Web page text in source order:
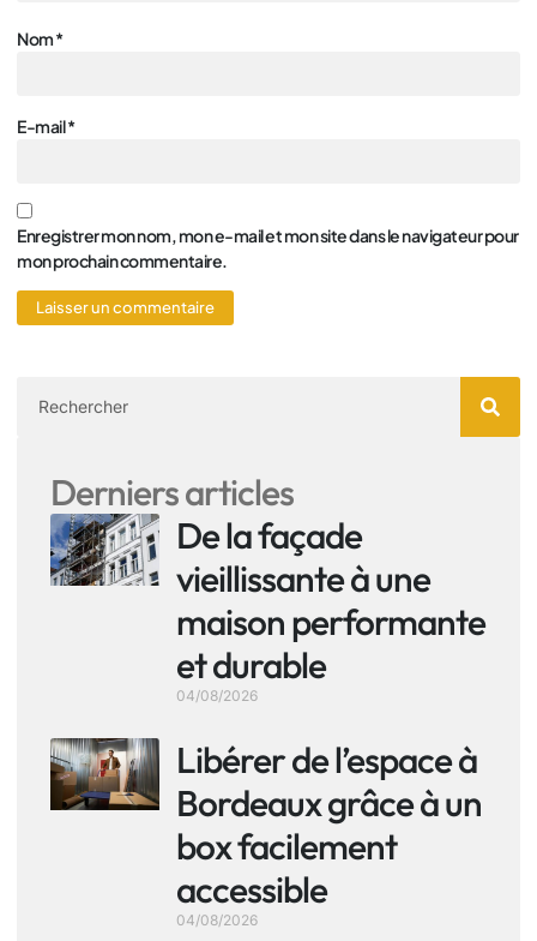
Nom*
E-mail*
Enregistrer mon nom, mon e-mail et mon site dans le navigateur pour
mon prochain commentaire.
Derniers articles
De la façade
vieillissante à une
maison performante
et durable
04/08/2026
Libérer de l’espace à
Bordeaux grâce à un
box facilement
accessible
04/08/2026